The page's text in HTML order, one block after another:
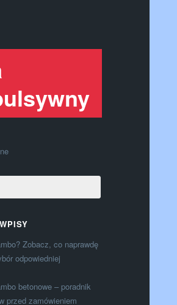
Zobacz, co naprawdę
odpowiedniej
betonowe – poradnik
przed zamówieniem